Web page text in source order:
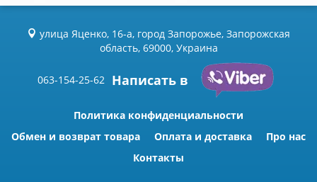
улица Яценко, 16-а, город Запорожье, Запорожская
область, 69000, Украина
063-154-25-62 Написать в
Политика конфиденциальности
Обмен и возврат товара
Оплата и доставка
Про нас
Контакты